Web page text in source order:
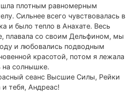
плотным равномерным
Сильнее всего чувствовалась в
и было тепло в Анахате. Весь
плавала со своим Дельфином, мы
и любовались подводным
красотой, потом я лежала
на солнышке.
сеанс Высшие Силы, Рейки
тебя, Андреас!